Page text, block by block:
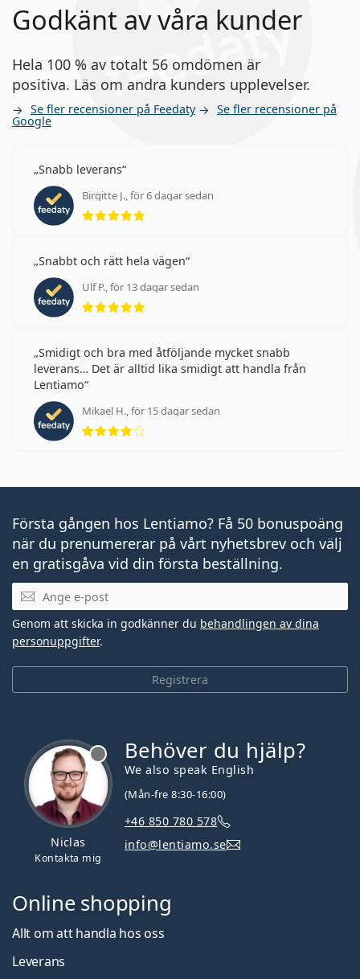
Godkänt av våra kunder
Hela 100 % av totalt 56 omdömen är
positiva. Läs om andra kunders upplevelser.
Se fler recensioner på Feedaty Se fler recensioner på
Google
Snabb leverans
Birgitte J., för 6 dagar sedan
Betyg 5 av 5
Snabbt och rätt hela vägen
Ulf P., för 13 dagar sedan
Betyg 5 av 5
Smidigt och bra med åtföljande mycket snabb
leverans… Det är alltid lika smidigt att handla från
Lentiamo
Mikael H., för 15 dagar sedan
Betyg 4 av 5
Första gången hos Lentiamo? Få 50 bonuspoäng
när du prenumererar på vårt nyhetsbrev och välj
en gratisgåva vid din första beställning.
Mejladress
Registrera
Genom att skicka in godkänner du behandlingen av dina
personuppgifter.
Niclas
Kontakta mig
Behöver du hjälp?
We also speak English
(Mån-fre 8:30-16:00)
+46 850 780 578
info@lentiamo.se
Online shopping
Allt om att handla hos oss
Leverans